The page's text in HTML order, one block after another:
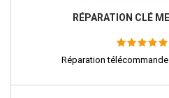
RÉPARATION CLÉ
Réparation